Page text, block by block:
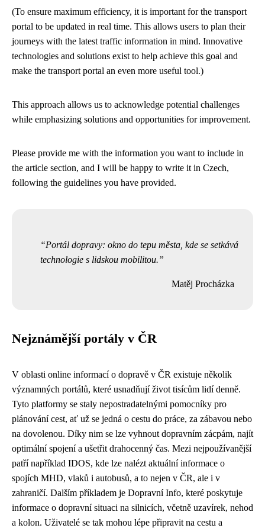
(To ensure maximum efficiency, it is important for the transport
portal to be updated in real time. This allows users to plan their
journeys with the latest traffic information in mind. Innovative
technologies and solutions exist to help achieve this goal and
make the transport portal an even more useful tool.)
This approach allows us to acknowledge potential challenges
while emphasizing solutions and opportunities for improvement.
Please provide me with the information you want to include in
the article section, and I will be happy to write it in Czech,
following the guidelines you have provided.
Portál dopravy: okno do tepu města, kde se setkává
technologie s lidskou mobilitou.
Matěj Procházka
Nejznámější portály v ČR
V oblasti online informací o dopravě v ČR existuje několik
významných portálů, které usnadňují život tisícům lidí denně.
Tyto platformy se staly nepostradatelnými pomocníky pro
plánování cest, ať už se jedná o cestu do práce, za zábavou nebo
na dovolenou. Díky nim se lze vyhnout dopravním zácpám, najít
optimální spojení a ušetřit drahocenný čas. Mezi nejpoužívanější
patří například IDOS, kde lze nalézt aktuální informace o
spojích MHD, vlaků i autobusů, a to nejen v ČR, ale i v
zahraničí. Dalším příkladem je Dopravní Info, které poskytuje
informace o dopravní situaci na silnicích, včetně uzavírek, nehod
a kolon. Uživatelé se tak mohou lépe připravit na cestu a